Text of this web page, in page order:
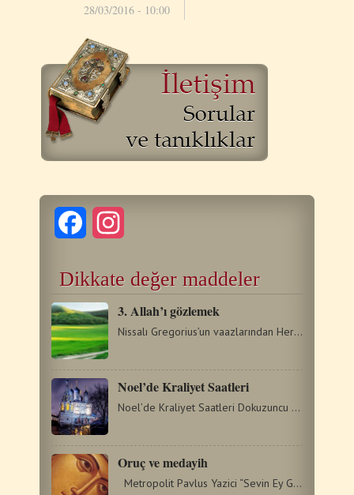
28/03/2016 - 10:00
Facebook
Dikkate değer maddeler
3. Allah’ı gözlemek
Nissalı Gregorius’un vaazlarından Her tür kusurdan arındırılmış,…
Noel’de Kraliyet Saatleri
Noel’de Kraliyet Saatleri Dokuzuncu Saat Ruhani: Yücedir…
Oruç ve medayih
Metropolit Pavlus Yazici “Sevin Ey Güveyi Olmayan Gelin”…